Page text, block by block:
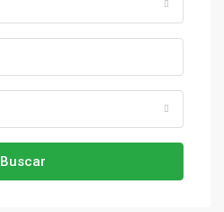
Buscar